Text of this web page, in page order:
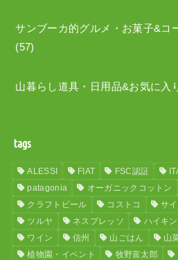
サンブーカ的グルメ・お菓子&コ
(57)
山暮らし道具・日用品&お気に入
tags
ALESSI FIAT FSC認証
patagonia
オーガニックコットン
クラフトビール
コストコ サ
ツルヤ
ネスプレッソ ハイキ
ワイン
信州 山ごはん 山
植物園・イベント
牧野富太郎